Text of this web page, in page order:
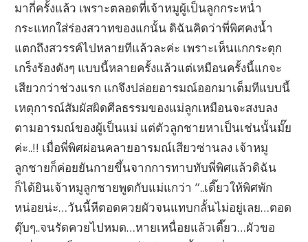
มากี่ครั้งแล้ว เพราะตลอดที่เจ้าหมูผู้เป็นลูกกระหน่ำ
กระแทกใส่ร่องสวาทของแกนั้น ดิฉันคิดว่าพี่พิศคงน้ำ
แตกถึงสวรรค์ไปหลายทีแล้วละค่ะ เพราะเห็นแกกระตุก
เกร็งร้องดังๆ แบบนี้หลายครั้งแล้วแต่เหมือนครั้งนี้แกจะ
เสียวกว่าช่วงแรก แกจึงปล่อยอารมณ์ออกมาเต็มทีแบบนี้
เหตุการณ์สัมผัสผิดศีลธรรมของแม่ลูกเหมือนจะสงบลง
ตามอารมณ์ของผู้เป็นแม่ แต่ตัวลูกชายหาเป็นเช่นนั้นมั๊ย
ค่ะ..!! เมื่อพี่พิศผ่อนคลายอารมณ์เสียวซ่านลง เจ้าหมู
ลูกชายก็ค่อยยันกายขึ้นจากการทาบทับพี่พิศแล้วดิฉัน
ก็ได้ยินเจ้าหมูลูกชายพูดกับแม่แกว่า “..เดี๊ยวให้พิศพัก
หน่อยน่ะ…วันนี้หีตอดควยผัวจนแทบกลั้นไม่อยู่เลย…ตอด
ตุ๊บๆ..จนรัดควยไปหมด…หายเหนื่อยแล้วเดี๊ยว…ผัวขอ